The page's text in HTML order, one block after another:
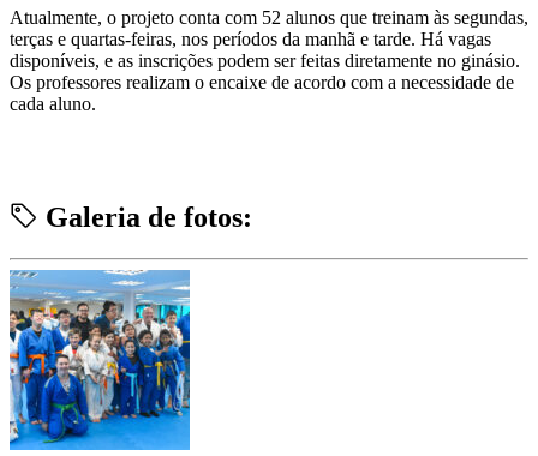
Atualmente, o projeto conta com 52 alunos que treinam às segundas,
terças e quartas-feiras, nos períodos da manhã e tarde. Há vagas
disponíveis, e as inscrições podem ser feitas diretamente no ginásio.
Os professores realizam o encaixe de acordo com a necessidade de
cada aluno.
Galeria de fotos: